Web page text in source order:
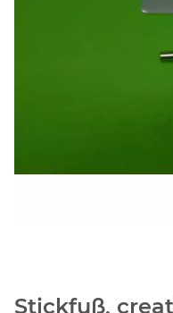
Stickfuß,